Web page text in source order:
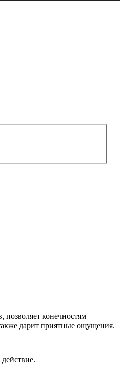
позволяет конечностям
дарит приятные ощущения.